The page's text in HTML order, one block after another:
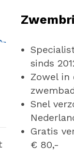
sinds
Zowel in
Snel
Gratis
€ 80,-